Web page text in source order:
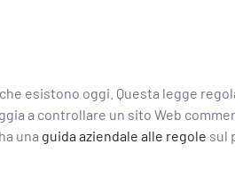
esistono oggi. Questa legge
a controllare un sito Web
una guida aziendale alle regole sul